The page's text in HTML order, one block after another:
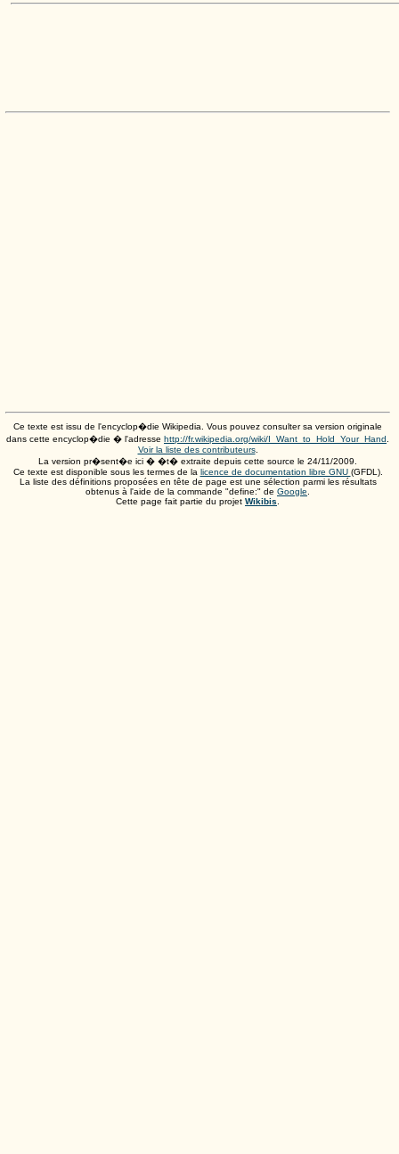
Ce texte est issu de l'encyclop�die Wikipedia. Vous pouvez consulter sa version originale
dans cette encyclop�die � l'adresse http://fr.wikipedia.org/wiki/I_Want_to_Hold_Your_Hand
Voir la liste des contributeurs.
La version pr�sent�e ici � �t� extraite depuis cette source le 24/11/2009
Ce texte est disponible sous les termes de la licence de documentation libre GNU (GFDL).
La liste des définitions proposées en tête de page est une sélection parmi les résultats
obtenus à l'aide de la commande "define:" de Google
Cette page fait partie du projet Wikibis